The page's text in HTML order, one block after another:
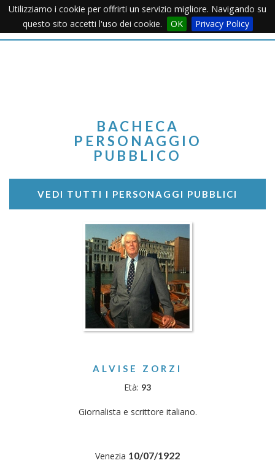
Utilizziamo i cookie per offrirti un servizio migliore. Navigando su
questo sito accetti l'uso dei cookie.
OK Privacy PolicyMenu
BACHECA
PERSONAGGIO
PUBBLICO
VEDI TUTTI I PERSONAGGI PUBBLICI
ALVISE ZORZI
Età: 93
Giornalista e scrittore italiano.
Venezia 10/07/1922